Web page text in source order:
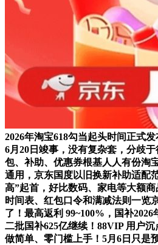
2026年淘宝618勾当起头时间正式
6月20日竣事，没有复杂套，分歧
包、补助、优惠券根基人人有份淘
通用，京东国度以旧换新补助适配
高”起首，好比数码、家电等大额
时间表、红包口令和满减法则一览
了！最高返利 99~100%，国补
二批国补625亿继续！88VIP 用户
做简单、零门槛上手！5月6日只是